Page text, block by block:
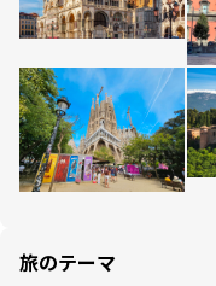
旅のテーマ